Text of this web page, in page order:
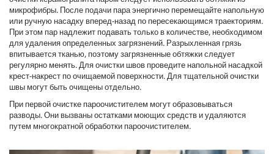
микрофибры. После подачи пара энергично перемещайте напольную
или ручную насадку вперед-назад по пересекающимся траекториям.
При этом пар надлежит подавать только в количестве, необходимом
для удаления определенных загрязнений. Разрыхленная грязь
впитывается тканью, поэтому загрязненные обтяжки следует
регулярно менять. Для очистки швов проведите напольной насадкой
крест-накрест по очищаемой поверхности. Для тщательной очистки
швы могут быть очищены отдельно.
При первой очистке пароочистителем могут образовываться
разводы. Они вызваны остатками моющих средств и удаляются
путем многократной обработки пароочистителем.